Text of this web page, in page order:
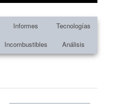
Informes
Tecnologías
Incombustibles Análisis